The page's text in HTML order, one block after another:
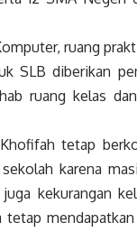
ruang
SLB diberikan
ruang kelas
tetap
karena
kekurangan